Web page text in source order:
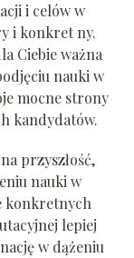
i celów w
i konkret ny.
Ciebie ważna
nauki w
mocne strony
kandydatów.
przyszłość,
nauki w
konkretnych
lepiej
w dążeniu